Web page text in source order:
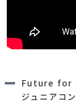
Future for
ジュニアコ